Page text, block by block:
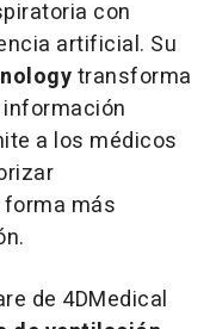
con
artificial. Su
transforma
a los médicos
más
de 4DMedical